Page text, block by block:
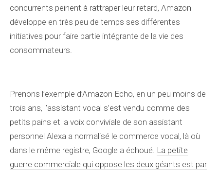
concurrents peinent à rattraper leur retard, Amazon
développe en très peu de temps ses différentes
initiatives pour faire partie intégrante de la vie des
consommateurs.
Prenons l’exemple d’Amazon Echo, en un peu moins de
trois ans, l’assistant vocal s’est vendu comme des
petits pains et la voix conviviale de son assistant
personnel Alexa a normalisé le commerce vocal, là où
dans le même registre, Google a échoué. La petite
guerre commerciale qui oppose les deux géants est par